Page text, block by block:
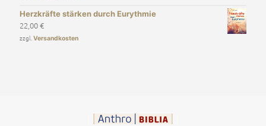
Herzkräfte stärken durch Eurythmie
22,00€
zzgl.Versandkosten